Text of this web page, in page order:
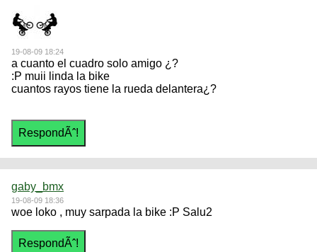
19-08-09 18:24
a cuanto el cuadro solo amigo ¿?
:P muii linda la bike
cuantos rayos tiene la rueda delantera¿?
gaby_bmx
19-08-09 18:36
woe loko , muy sarpada la bike :P Salu2